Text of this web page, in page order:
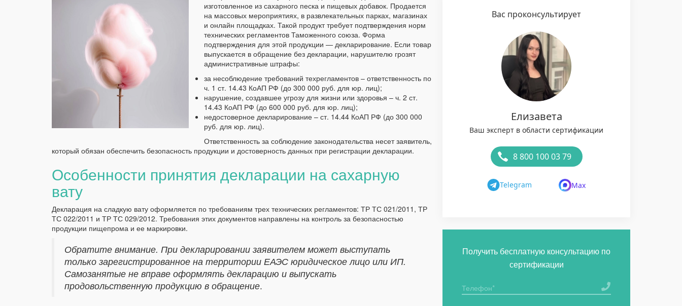
изготовленное из сахарного песка и пищевых добавок. Продается
на массовых мероприятиях, в развлекательных парках, магазинах
и онлайн площадках. Такой продукт требует подтверждения норм
технических регламентов Таможенного союза. Форма
подтверждения для этой продукции — декларирование. Если товар
выпускается в обращение без декларации, нарушителю грозят
административные штрафы:
за несоблюдение требований техрегламентов – ответственность по
ч. 1 ст. 14.43 КоАП РФ (до 300 000 руб. для юр. лиц);
нарушение, создавшее угрозу для жизни или здоровья – ч. 2 ст.
14.43 КоАП РФ (до 600 000 руб. для юр. лиц);
недостоверное декларирование – ст. 14.44 КоАП РФ (до 300 000
руб. для юр. лиц).
Ответственность за соблюдение законодательства несет заявитель,
который обязан обеспечить безопасность продукции и достоверность данных при регистрации декларации.
Особенности принятия декларации на сахарную
вату
Декларация на сладкую вату оформляется по требованиям трех технических регламентов: ТР ТС 021/2011, ТР
ТС 022/2011 и ТР ТС 029/2012. Требования этих документов направлены на контроль за безопасностью
продукции пищепрома и ее маркировки.
Обратите внимание. При декларировании заявителем может выступать
только зарегистрированное на территории ЕАЭС юридическое лицо или ИП.
Самозанятые не вправе оформлять декларацию и выпускать
продовольственную продукцию в обращение.
Вас проконсультирует
Елизавета
Ваш эксперт в области сертификации
8 800 100 03 79
Telegram Max
Получить бесплатную консультацию по
сертификации